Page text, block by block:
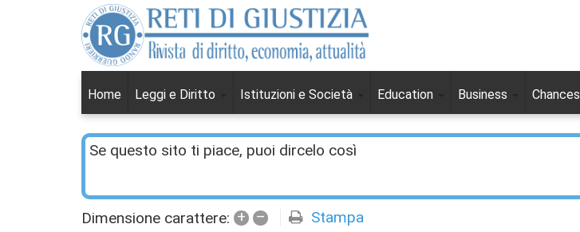
Home Leggi e Diritto Istituzioni e Società Education Business Chances
Se questo sito ti piace, puoi dircelo così
Dimensione carattere: + – Stampa